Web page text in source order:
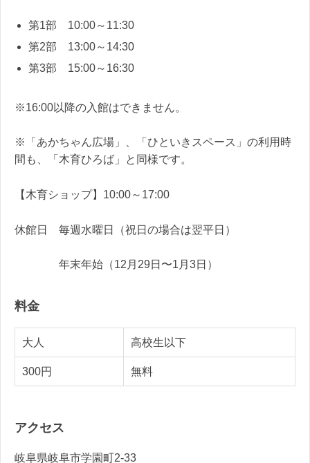
第1部 10:00～11:30
第2部 13:00～14:30
第3部 15:00～16:30
※16:00以降の入館はできません。
※「あかちゃん広場」、「ひといきスペース」の利用時
間も、「木育ひろば」と同様です。
【木育ショップ】10:00～17:00
休館日 毎週水曜日（祝日の場合は翌平日）
年末年始（12月29日〜1月3日）
料金
大人 高校生以下
300円 無料
アクセス
岐阜県岐阜市学園町2-33